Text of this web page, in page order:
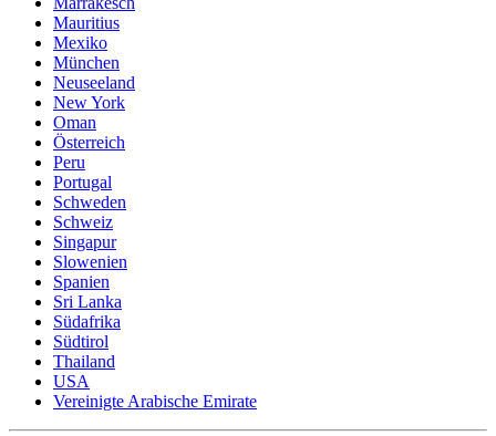
Mauritius
Mexiko
München
Neuseeland
New York
Oman
Österreich
Peru
Portugal
Schweden
Schweiz
Singapur
Slowenien
Spanien
Sri Lanka
Südafrika
Südtirol
Thailand
USA
Vereinigte Arabische Emirate